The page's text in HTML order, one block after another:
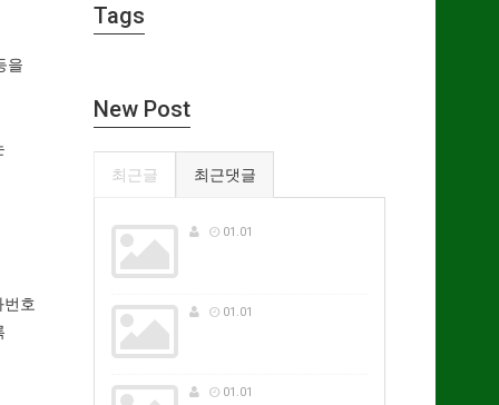
을
번호
Tags
New Post
최근글 최근댓글
01.01
01.01
01.01